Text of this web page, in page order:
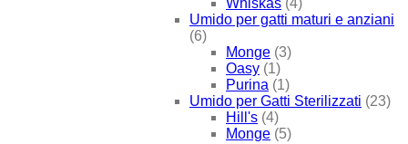
Whiskas (4)
Umido per gatti maturi e anziani
(6)
Monge (3)
Oasy (1)
Purina (1)
Umido per Gatti Sterilizzati (23)
Hill's (4)
Monge (5)